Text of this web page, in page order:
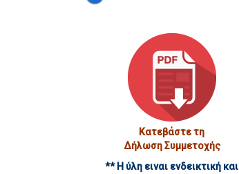
Κατεβάστε τη
Δήλωση Συμμετοχής
** Η ύλη ειναι ενδεικτική και